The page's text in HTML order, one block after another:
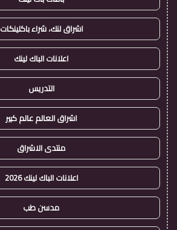
اشراق لنك، شراء باكلينكات
اعلانات الباك لينك
التدريس
اشراق العالم عالم كبير
منتدى الاشراق
اعلانات الباك لينك 2026
مدسن طب